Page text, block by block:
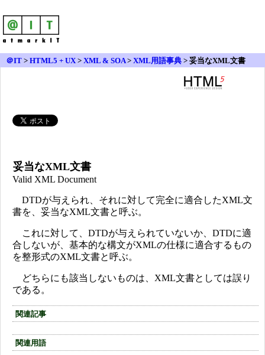
＠IT > HTML5 + UX> XML & SOA> XML用語事典 > 妥当なXML文書
妥当なXML文書
Valid XML Document
DTDが与えられ、それに対して完全に適合したXML文
書を、妥当なXML文書と呼ぶ。
これに対して、DTDが与えられていないか、DTDに適
合しないが、基本的な構文がXMLの仕様に適合するもの
を整形式のXML文書と呼ぶ。
どちらにも該当しないものは、XML文書としては誤り
である。
関連記事
関連用語